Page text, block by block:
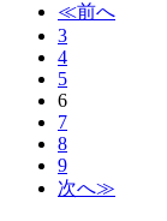
≪前へ
3
4
5
6
7
8
9
次へ≫